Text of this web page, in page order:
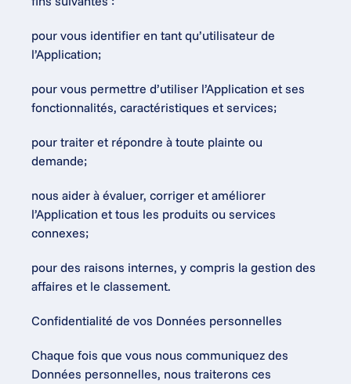
pour vous identifier en tant qu’utilisateur de
l’Application;
pour vous permettre d’utiliser l’Application et ses
fonctionnalités, caractéristiques et services;
pour traiter et répondre à toute plainte ou
demande;
nous aider à évaluer, corriger et améliorer
l’Application et tous les produits ou services
connexes;
pour des raisons internes, y compris la gestion des
affaires et le classement.
Confidentialité de vos Données personnelles
Chaque fois que vous nous communiquez des
Données personnelles, nous traiterons ces